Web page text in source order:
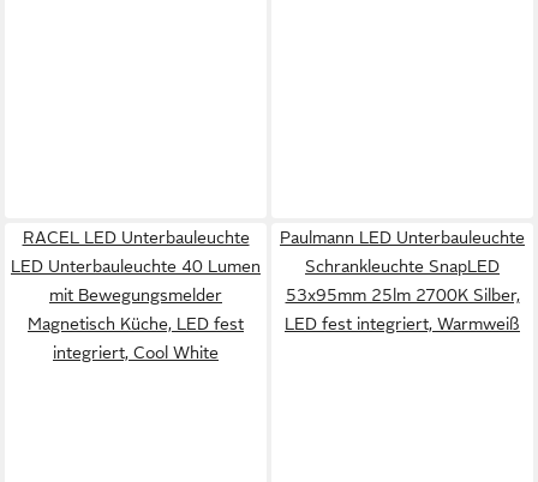
RACEL LED Unterbauleuchte
LED Unterbauleuchte 40 Lumen
mit Bewegungsmelder
Magnetisch Küche, LED fest
integriert, Cool White
Paulmann LED Unterbauleuchte
Schrankleuchte SnapLED
53x95mm 25lm 2700K Silber,
LED fest integriert, Warmweiß